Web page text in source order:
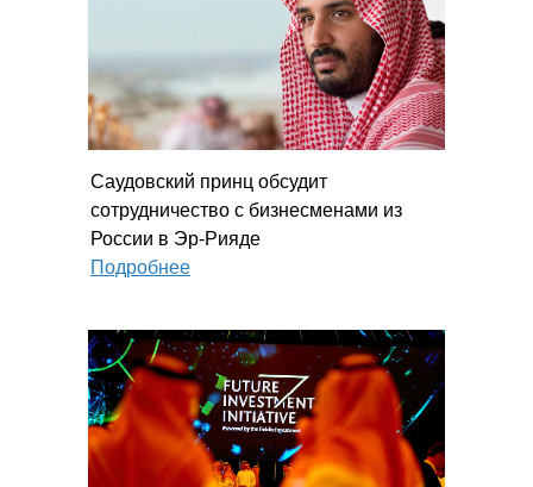
Саудовский принц обсудит
сотрудничество с бизнесменами из
России в Эр-Рияде
Подробнее